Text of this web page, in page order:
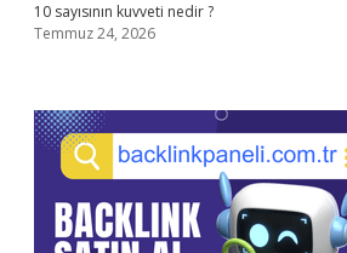
10 sayısının kuvveti nedir ?
Temmuz 24, 2026